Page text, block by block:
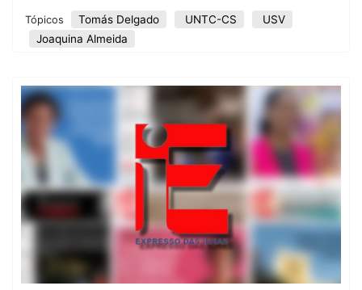
Tópicos Tomás Delgado UNTC-CS
USV
Joaquina Almeida